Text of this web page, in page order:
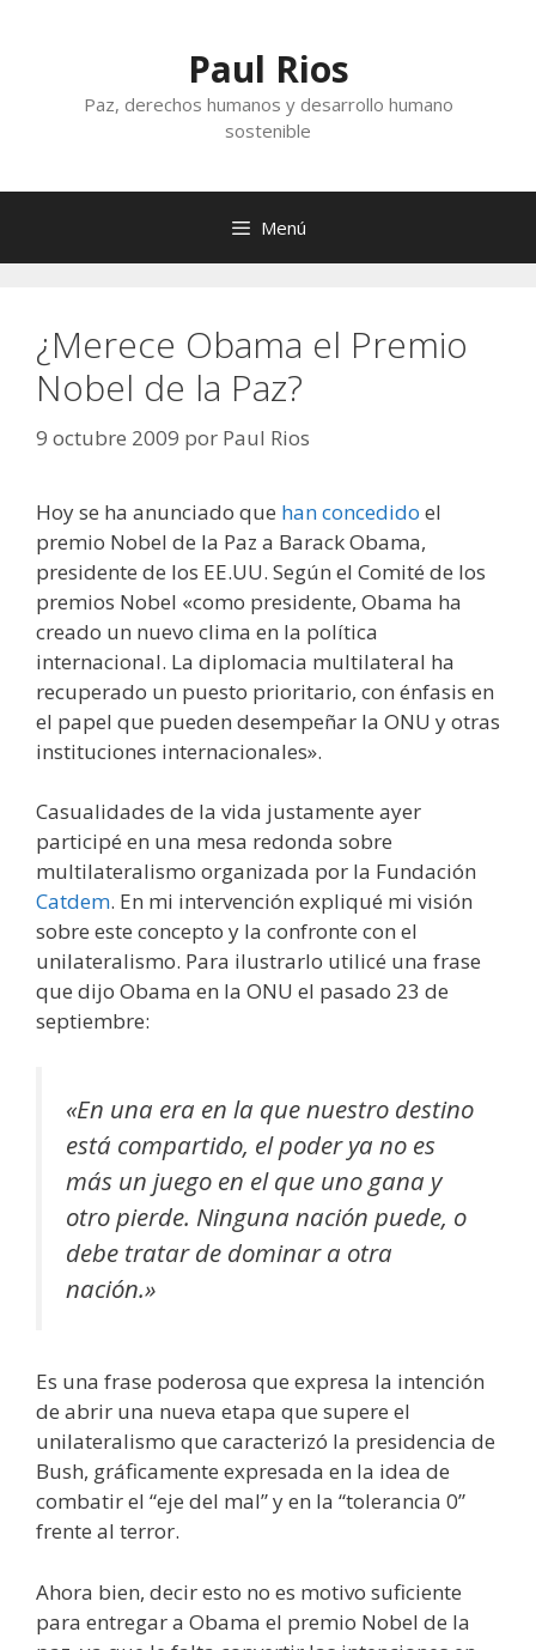
Paul Rios
Paz, derechos humanos y desarrollo humano
sostenible
Menú
¿Merece Obama el Premio
Nobel de la Paz?
9 octubre 2009 por Paul Rios
Hoy se ha anunciado que han concedido el
premio Nobel de la Paz a Barack Obama,
presidente de los EE.UU. Según el Comité de los
premios Nobel «como presidente, Obama ha
creado un nuevo clima en la política
internacional. La diplomacia multilateral ha
recuperado un puesto prioritario, con énfasis en
el papel que pueden desempeñar la ONU y otras
instituciones internacionales».
Casualidades de la vida justamente ayer
participé en una mesa redonda sobre
multilateralismo organizada por la Fundación
Catdem. En mi intervención expliqué mi visión
sobre este concepto y la confronte con el
unilateralismo. Para ilustrarlo utilicé una frase
que dijo Obama en la ONU el pasado 23 de
septiembre:
«En una era en la que nuestro destino
está compartido, el poder ya no es
más un juego en el que uno gana y
otro pierde. Ninguna nación puede, o
debe tratar de dominar a otra
nación.»
Es una frase poderosa que expresa la intención
de abrir una nueva etapa que supere el
unilateralismo que caracterizó la presidencia de
Bush, gráficamente expresada en la idea de
combatir el “eje del mal” y en la “tolerancia 0”
frente al terror.
Ahora bien, decir esto no es motivo suficiente
para entregar a Obama el premio Nobel de la